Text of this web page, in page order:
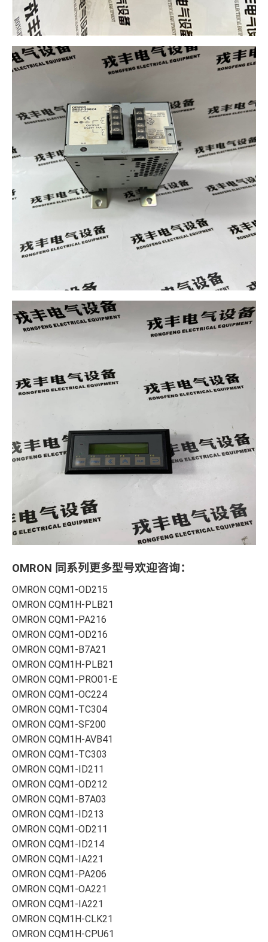
OMRON 同系列更多型号欢迎咨询：
OMRON CQM1-OD215
OMRON CQM1H-PLB21
OMRON CQM1-PA216
OMRON CQM1-OD216
OMRON CQM1-B7A21
OMRON CQM1H-PLB21
OMRON CQM1-PRO01-E
OMRON CQM1-OC224
OMRON CQM1-TC304
OMRON CQM1-SF200
OMRON CQM1H-AVB41
OMRON CQM1-TC303
OMRON CQM1-ID211
OMRON CQM1-OD212
OMRON CQM1-B7A03
OMRON CQM1-ID213
OMRON CQM1-OD211
OMRON CQM1-ID214
OMRON CQM1-IA221
OMRON CQM1-PA206
OMRON CQM1-OA221
OMRON CQM1-IA221
OMRON CQM1H-CLK21
OMRON CQM1H-CPU61